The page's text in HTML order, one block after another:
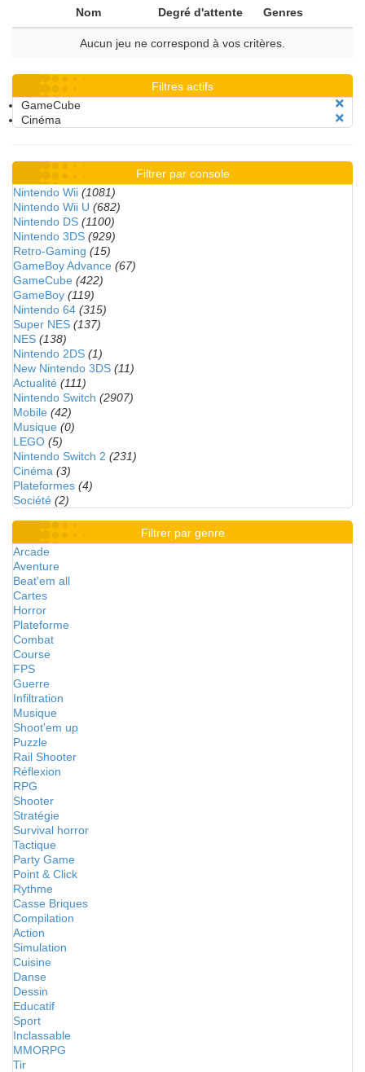
Nom Degré d'attente Genres
Aucun jeu ne correspond à vos critères.
Filtres actifs
GameCube
Cinéma
Filtrer par console
Nintendo Wii (1081)
Nintendo Wii U (682)
Nintendo DS (1100)
Nintendo 3DS (929)
Retro-Gaming (15)
GameBoy Advance (67)
GameCube (422)
GameBoy (119)
Nintendo 64 (315)
Super NES (137)
NES (138)
Nintendo 2DS (1)
New Nintendo 3DS (11)
Actualité (111)
Nintendo Switch (2907)
Mobile (42)
Musique (0)
LEGO (5)
Nintendo Switch 2 (231)
Cinéma (3)
Plateformes (4)
Société (2)
Filtrer par genre
Arcade
Aventure
Beat'em all
Cartes
Horror
Plateforme
Combat
Course
FPS
Guerre
Infiltration
Musique
Shoot'em up
Puzzle
Rail Shooter
Réflexion
RPG
Shooter
Stratégie
Survival horror
Tactique
Party Game
Point & Click
Rythme
Casse Briques
Compilation
Action
Simulation
Cuisine
Danse
Dessin
Educatif
Sport
Inclassable
MMORPG
Tir